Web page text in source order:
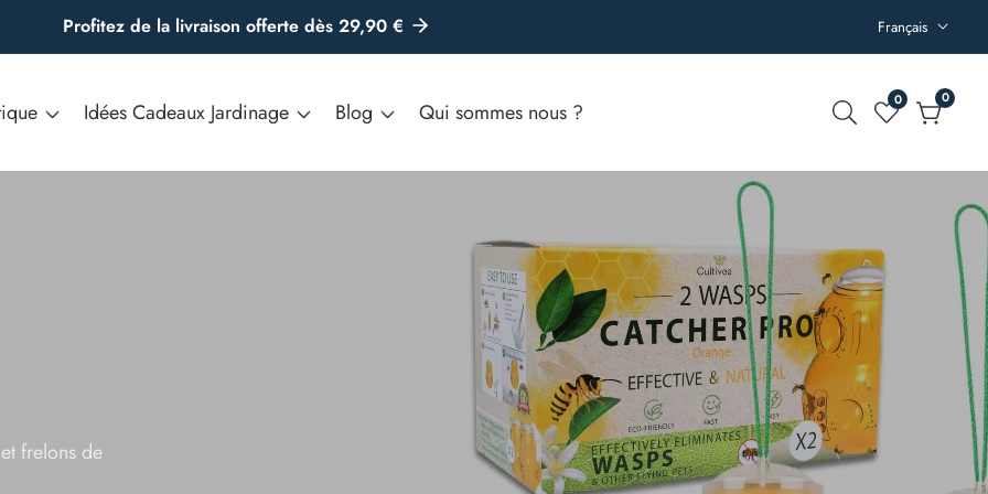
Profitez de la livraison offerte dès 29,90 € Français
Idées Cadeaux Jardinage Blog Qui sommes nous ? 0 00
article
frelons de